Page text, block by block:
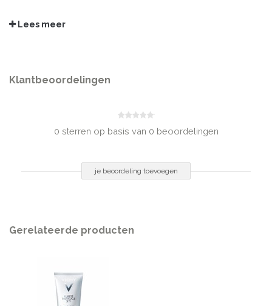
en maak lichte strijkbewegingen vanuit het midden naar de buitenkant van
totdat de gewenste dekking is bereikt.
Lees meer
Klantbeoordelingen
0 sterren op basis van 0 beoordelingen
je beoordeling toevoegen
Gerelateerde producten